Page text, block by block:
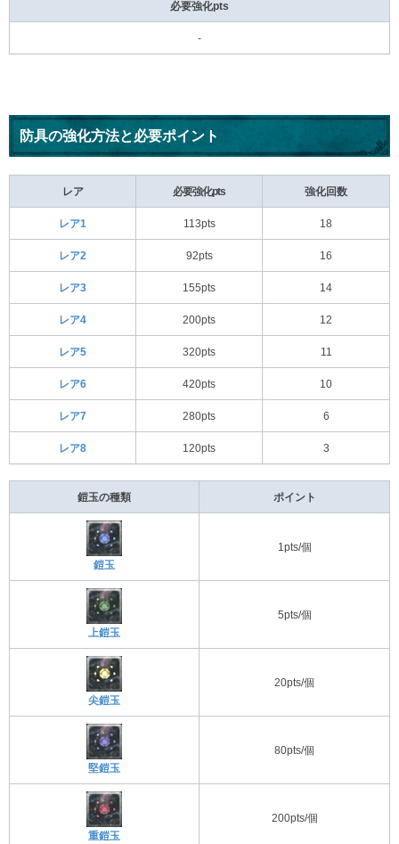
必要強化pts
-
防具の強化方法と必要ポイント
レア 必要強化pts 強化回数
レア1 113pts 18
レア2 92pts 16
レア3 155pts 14
レア4 200pts 12
レア5 320pts 11
レア6 420pts 10
レア7 280pts 6
レア8 120pts 3
鎧玉の種類 ポイント
鎧玉
1pts/個
上鎧玉
5pts/個
尖鎧玉
20pts/個
堅鎧玉
80pts/個
重鎧玉
200pts/個